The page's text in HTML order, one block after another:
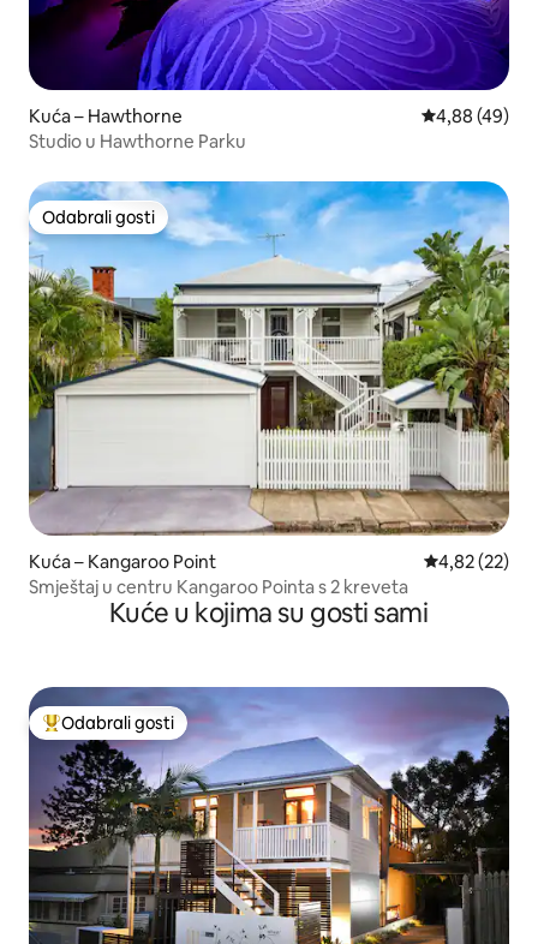
Kuća – Hawthorne Prosječna
4,88 (49)
Studio u Hawthorne Parku
Odabrali gosti
Odabrali gosti
Kuća – Kangaroo Point Prosječna
4,82 (22)
Smještaj u centru Kangaroo Pointa s 2 kreveta
Kuće u kojima su gosti sami
Među najviše rangiranima s oznakom „Odabrali gosti”
Odabrali gosti